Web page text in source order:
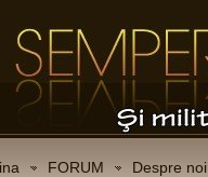
FORUM Despre noi